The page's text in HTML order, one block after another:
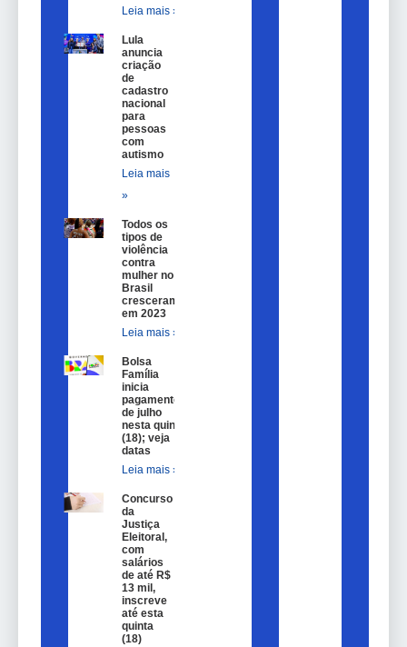
Leia mais »
Lula
anuncia
criação
de
cadastro
nacional
para
pessoas
com
autismo
Leia mais
»
Todos os
tipos de
violência
contra
mulher no
Brasil
cresceram
em 2023
Leia mais »
Bolsa
Família
inicia
pagamentos
de julho
nesta quinta
(18); veja
datas
Leia mais »
Concurso
da
Justiça
Eleitoral,
com
salários
de até R$
13 mil,
inscreve
até esta
quinta
(18)